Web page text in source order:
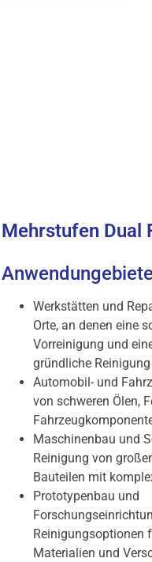
Mehrstufen Dual
Werkstätten und
Orte, an denen eine
Vorreinigung und
gründliche
Automobil- und
von schweren Ölen,
Maschinenbau und
Reinigung von
Bauteilen mit
Prototypenbau und
Reinigungsoptionen
Materialien und